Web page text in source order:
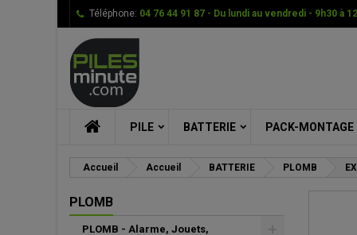
Téléphone: 04 76 44 91 87 - Du lundi au vendredi - 9h30 à
PILE BATTERIE PACK-MONTAGE
Accueil Accueil BATTERIE PLOMB
PLOMB
PLOMB - Alarme, Jouets,